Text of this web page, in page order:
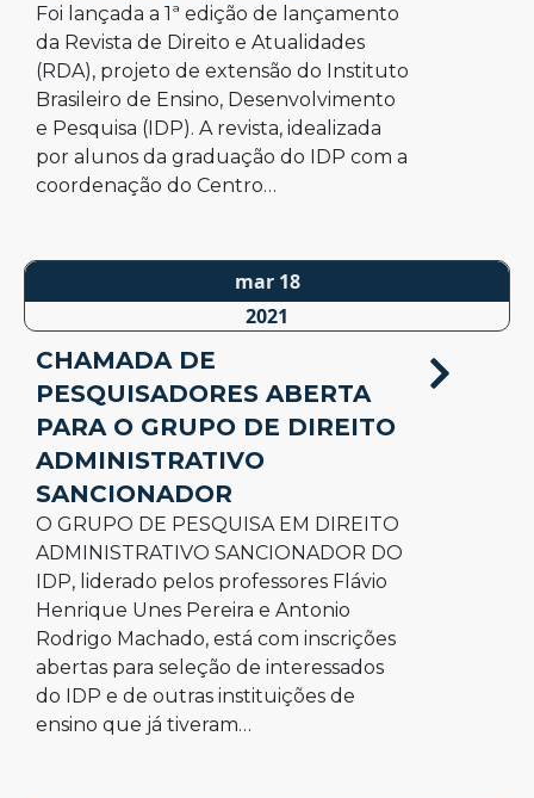
Foi lançada a 1ª edição de lançamento
da Revista de Direito e Atualidades
(RDA), projeto de extensão do Instituto
Brasileiro de Ensino, Desenvolvimento
e Pesquisa (IDP). A revista, idealizada
por alunos da graduação do IDP com a
coordenação do Centro…
mar 18
2021
CHAMADA DE
PESQUISADORES ABERTA
PARA O GRUPO DE DIREITO
ADMINISTRATIVO
SANCIONADOR
O GRUPO DE PESQUISA EM DIREITO
ADMINISTRATIVO SANCIONADOR DO
IDP, liderado pelos professores Flávio
Henrique Unes Pereira e Antonio
Rodrigo Machado, está com inscrições
abertas para seleção de interessados
do IDP e de outras instituições de
ensino que já tiveram…